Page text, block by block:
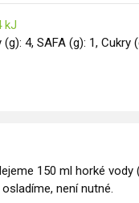
kJ
4, SAFA (g): 1, Cukry
150 ml horké vody
není nutné.